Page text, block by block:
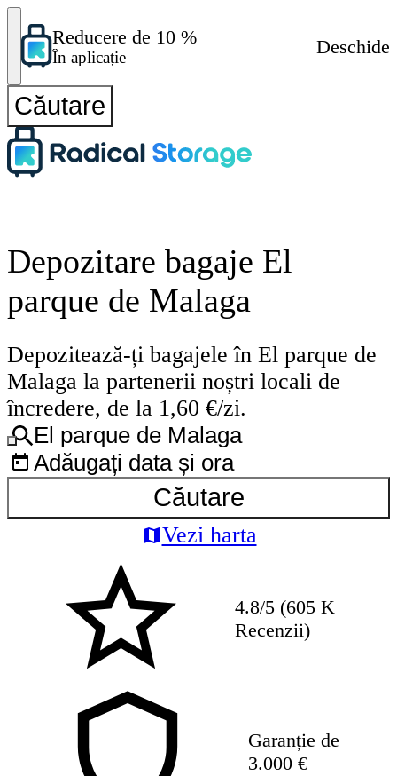
Reducere de 10 %
În aplicație
Deschide
Căutare
Depozitare bagaje El
parque de Malaga
Depozitează-ți bagajele în El parque de
Malaga la partenerii noștri locali de
încredere, de la 1,60 €/zi.
El parque de Malaga
Adăugați data și ora
Căutare
Vezi harta
4.8/5 (605 K
Recenzii)
Garanție de
3.000 €